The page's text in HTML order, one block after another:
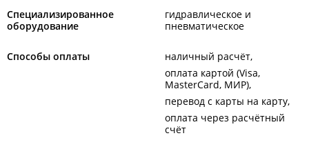
Специализированное
оборудование
гидравлическое и
пневматическое
Способы оплаты
наличный расчёт
оплата картой (Visa,
MasterCard, МИР)
перевод с карты на карту
оплата через расчётный
счёт